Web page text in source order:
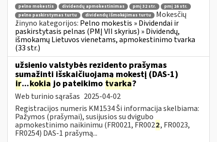
pelno mokestis dividendų apmokestinimas pmį 32 str.
pmį 16 str.
pelno paskirstymas turtu
dividendų išmokėjimas turtu
Mokesčių
žinyno kategorijos: Pelno mokestis » Dividendai ir
paskirstytasis pelnas (PMĮ VII skyrius) » Dividendų,
išmokamų Lietuvos vienetams, apmokestinimo tvarka
(33 str.)
užsienio valstybės rezidento prašymas
sumažinti išskaičiuojamą mokestį (DAS-1)
ir...kokia jo pateikimo tvarka?
Web turinio sąrašas 2025-04-02
Registracijos numeris KM1534 Ši informacija skelbiama:
Pažymos (prašymai), susijusios su dvigubo
apmokestinimo naikinimu (FR0021, FR0022, FR0023,
FR0254) DAS-1 prašymą...